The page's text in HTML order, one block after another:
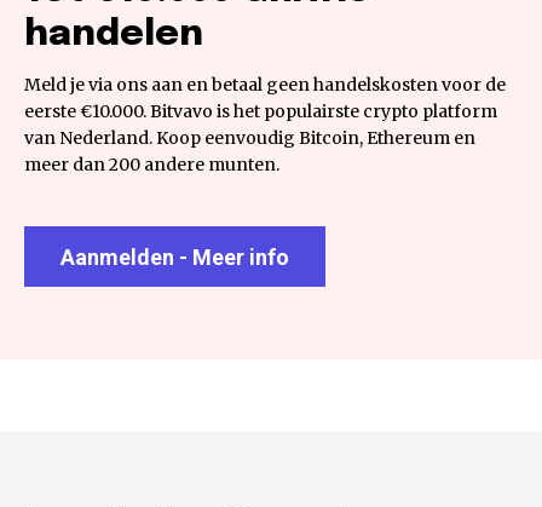
handelen
Meld je via ons aan en betaal geen handelskosten voor de
eerste €10.000. Bitvavo is het populairste crypto platform
van Nederland. Koop eenvoudig Bitcoin, Ethereum en
meer dan 200 andere munten.
Aanmelden - Meer info